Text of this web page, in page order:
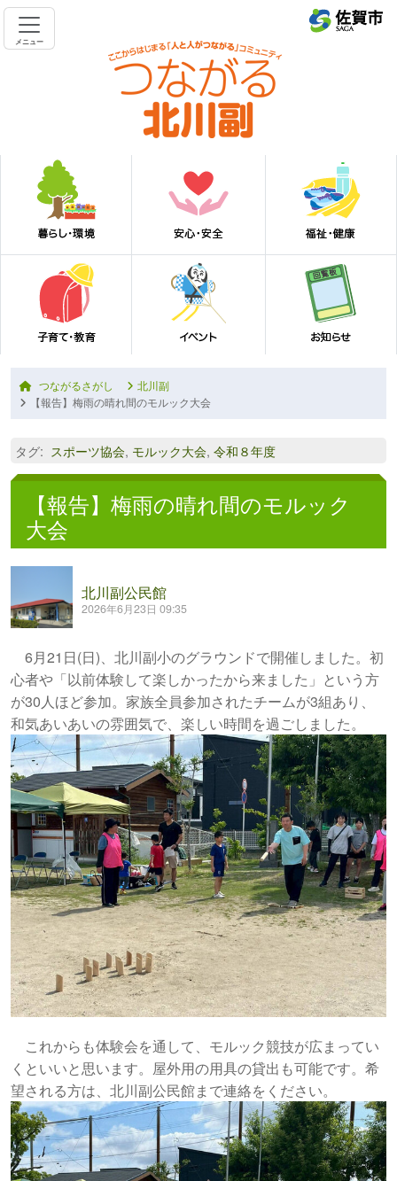
メニュー
つながるさがし
北川副
【報告】梅雨の晴れ間のモルック大会
タグ: スポーツ協会, モルック大会, 令和８年度
【報告】梅雨の晴れ間のモルック
大会
北川副公民館
2026年6月23日 09:35
6月21日(日)、北川副小のグラウンドで開催しました。初
心者や「以前体験して楽しかったから来ました」という方
が30人ほど参加。家族全員参加されたチームが3組あり、
和気あいあいの雰囲気で、楽しい時間を過ごしました。
これからも体験会を通して、モルック競技が広まってい
くといいと思います。屋外用の用具の貸出も可能です。希
望される方は、北川副公民館まで連絡をください。